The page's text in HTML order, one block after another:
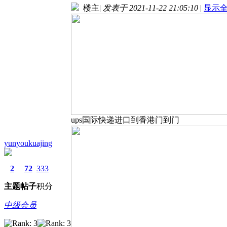
yunyoukuajing
2
主题
72
帖子
333
积分
中级会员
楼主| 发表于 2021-11-22 21:05:10 | 显示
ups国际快递进口到香港门到门